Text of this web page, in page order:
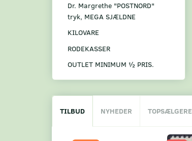
Dr. Margrethe "POSTNORD"
tryk, MEGA SJÆLDNE
KILOVARE
RODEKASSER
OUTLET MINIMUM ½ PRIS.
TILBUD NYHEDER TOPSÆLGERE